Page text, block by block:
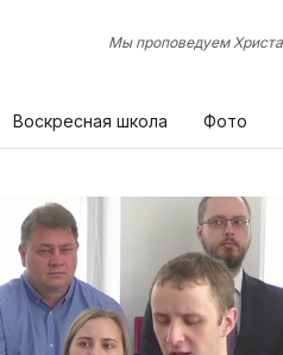
Мы проповедуем Христа
Воскресная школа Фото